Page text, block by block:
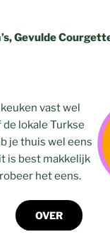
Gevulde
vast wel
lokale Turkse
je thuis wel eens
is best makkelijk
het eens.
OVER